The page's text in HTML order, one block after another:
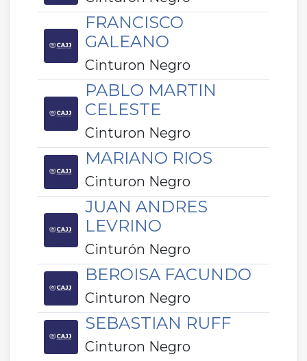
FRANCISCO
GALEANO
Cinturon Negro
PABLO MARTIN
CELESTE
Cinturon Negro
MARIANO RIOS
Cinturon Negro
JUAN ANDRES
LEVRINO
Cinturón Negro
BEROISA FACUNDO
Cinturon Negro
SEBASTIAN RUFF
Cinturon Negro